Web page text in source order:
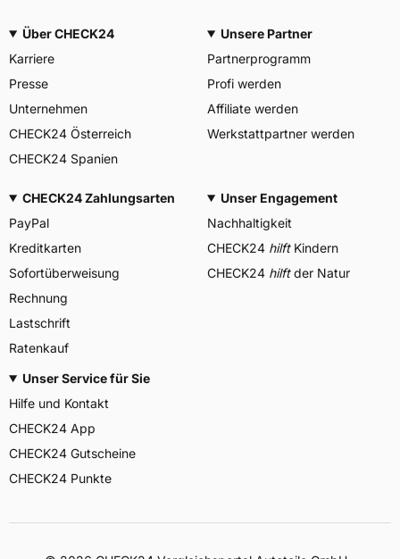
Über CHECK24
Karriere
Presse
Unternehmen
CHECK24 Österreich
CHECK24 Spanien
Unsere Partner
Partnerprogramm
Profi werden
Affiliate werden
Werkstattpartner werden
CHECK24 Zahlungsarten
PayPal
Kreditkarten
Sofortüberweisung
Rechnung
Lastschrift
Ratenkauf
Unser Engagement
Nachhaltigkeit
CHECK24 hilftKindern
CHECK24 hilftder Natur
Unser Service für Sie
Hilfe und Kontakt
CHECK24 App
CHECK24 Gutscheine
CHECK24 Punkte